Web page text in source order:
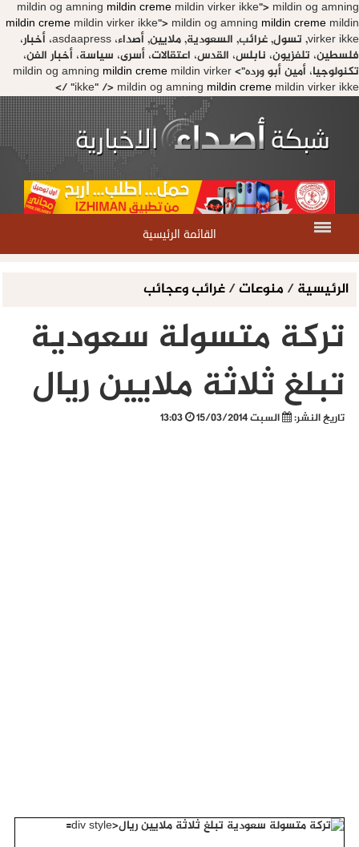
mildin og amningmildin crememildin virker ikke">mildin og
mildin crememildin virker ikke">mildin og amningmildin creme
virker ikke, تسول, غرائب, السعودية, ملايين, أصداء، asdaapress، أخبار،
تلفزيون، نابلس، القدس، اعتقالات، أسرى، سياسة، أخبار الفن،
أمين أبو ورده">
mildin og amningmildin crememildin virker
ikke" />mildin og amningmildin crememildin virker
القائمة الرئيسية
/منوعات/غرائب وعجائب
تركة متسولة سعودية
تبلغ ثلاثة ملايين ريال
تاريخ النشر: السبت 15/03/2014 13:03